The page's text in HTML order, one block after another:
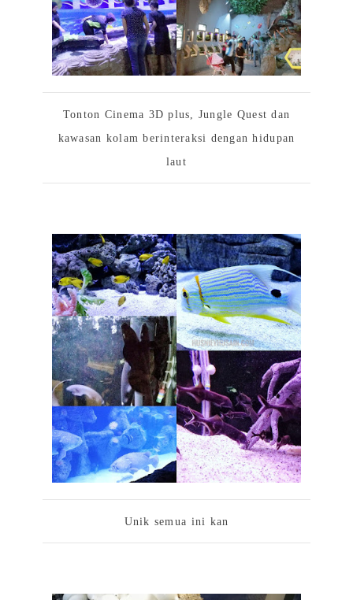
Tonton Cinema 3D plus, Jungle Quest dan
kawasan kolam berinteraksi dengan hidupan
laut
Unik semua ini kan